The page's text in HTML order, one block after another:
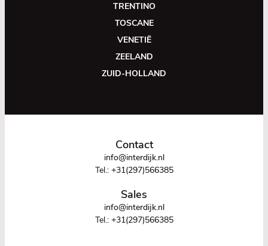
TRENTINO
TOSCANE
VENETIË
ZEELAND
ZUID-HOLLAND
Contact
info@interdijk.nl
Tel.: +31(297)566385
Sales
info@interdijk.nl
Tel.: +31(297)566385